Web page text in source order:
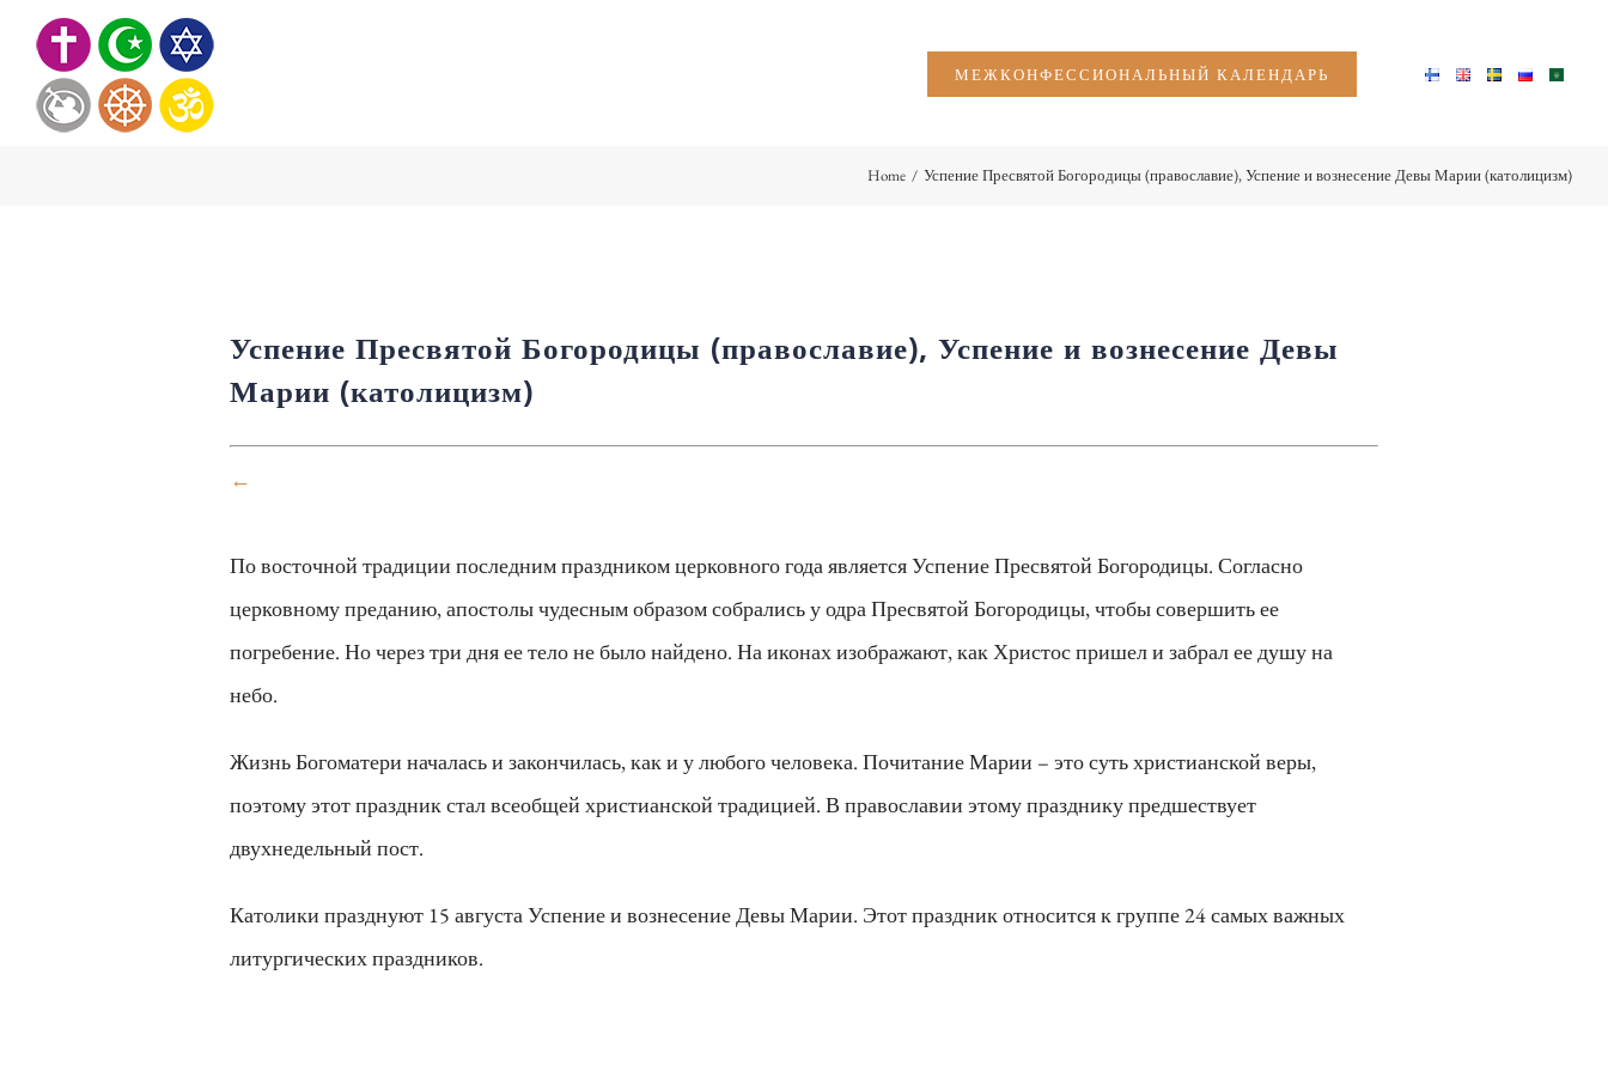
content
МЕЖКОНФЕССИОНАЛЬНЫЙ КАЛЕНДАРЬ
Home / Успение Пресвятой Богородицы (православие), Успение и вознесение Девы Марии (католицизм)
Успение Пресвятой Богородицы (православие), Успение и вознесение Девы
Марии (католицизм)
←
По восточной традиции последним праздником церковного года является Успение Пресвятой Богородицы. Согласно
церковному преданию, апостолы чудесным образом собрались у одра Пресвятой Богородицы, чтобы совершить ее
погребение. Но через три дня ее тело не было найдено. На иконах изображают, как Христос пришел и забрал ее душу на
небо.
Жизнь Богоматери началась и закончилась, как и у любого человека. Почитание Марии – это суть христианской веры,
поэтому этот праздник стал всеобщей христианской традицией. В православии этому празднику предшествует
двухнедельный пост.
Католики празднуют 15 августа Успение и вознесение Девы Марии. Этот праздник относится к группе 24 самых важных
литургических праздников.